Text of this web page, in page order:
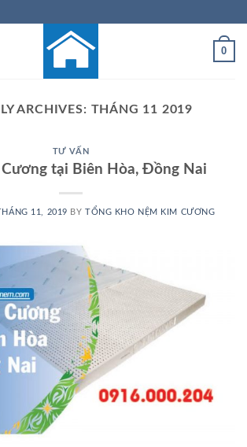
0
ARCHIVES: THÁNG 11 2019
TƯ VẤN
Cương tại Biên Hòa, Đồng Nai
11, 2019 BYTỔNG KHO NỆM KIM CƯƠNG